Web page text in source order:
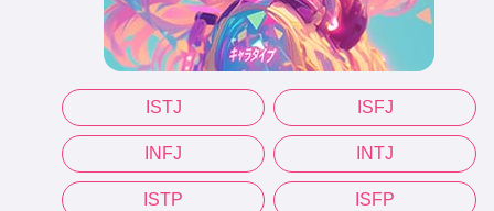
ISTJ ISFJ
INFJ INTJ
ISTP ISFP